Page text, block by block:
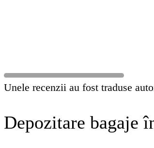
Unele recenzii au fost traduse
Depozitare bagaje